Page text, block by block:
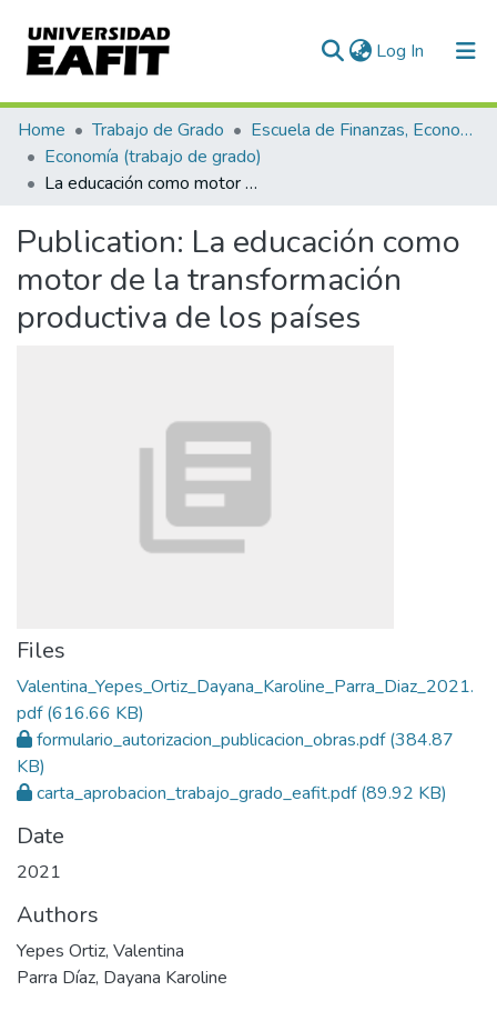
Log In (current)
Communities & Collections
All of DSpace
Home Trabajo de Grado
Escuela de Finanzas, Economía y Gobierno
Economía (trabajo de grado)
La educación como motor de la transformación productiva de los países
Publication: La educación como
motor de la transformación
productiva de los países
Files
Valentina_Yepes_Ortiz_Dayana_Karoline_Parra_Diaz_2021.
pdf(616.66 KB)
formulario_autorizacion_publicacion_obras.pdf(384.87
KB)
carta_aprobacion_trabajo_grado_eafit.pdf(89.92 KB)
Date
2021
Authors
Yepes Ortiz, Valentina
Parra Díaz, Dayana Karoline